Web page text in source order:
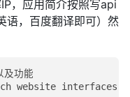
，应用简介按照写api
语，百度翻译即可）然
及功能
website interfaces